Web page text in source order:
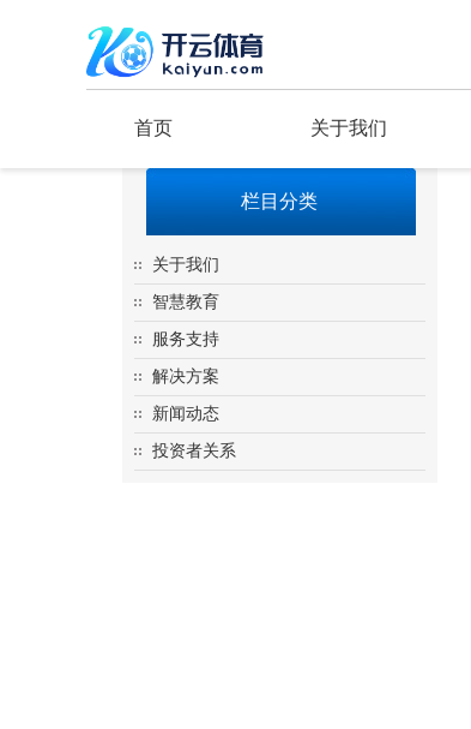
首页 关于我们
栏目分类
关于我们
智慧教育
服务支持
解决方案
新闻动态
投资者关系